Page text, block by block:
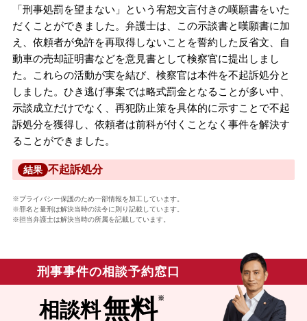
「刑事処罰を望まない」という宥恕文言付きの嘆願書をいた
だくことができました。弁護士は、この示談書と嘆願書に加
え、依頼者が免許を再取得しないことを誓約した反省文、自
動車の売却証明書などを意見書として検察官に提出しまし
た。これらの活動が実を結び、検察官は本件を不起訴処分と
しました。ひき逃げ事案では略式罰金となることが多い中、
示談成立だけでなく、再犯防止策を具体的に示すことで不起
訴処分を獲得し、依頼者は前科が付くことなく事件を解決す
ることができました。
結果 不起訴処分
※プライバシー保護のため一部情報を加工しています。
※罪名と量刑は解決当時の法令に則り記載しています。
※担当弁護士は解決当時の所属を記載しています。
刑事事件の相談予約窓口
相談料無料